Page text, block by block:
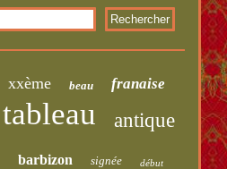
xxème beau franaise
tableau antique
barbizon signée début